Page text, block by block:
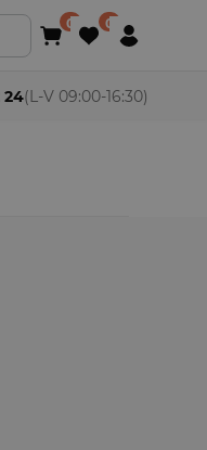
24(L-V 09:00-16:30)